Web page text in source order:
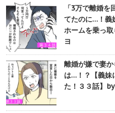
「3万で離婚
てたのに…！義
ホームを乗っ
ヨ
離婚が嫌で妻
は…！？【義妹
た！３３話】